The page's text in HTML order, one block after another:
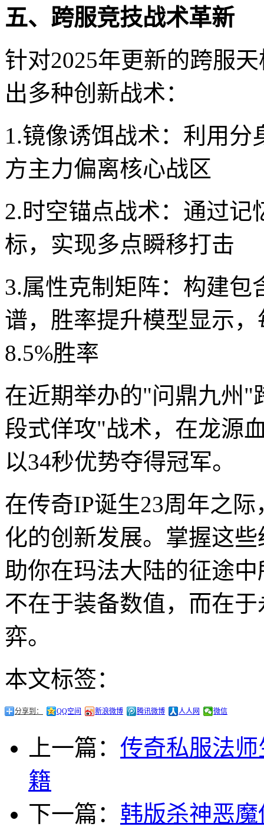
五、跨服竞技战术革新
针对2025年更新的跨服
出多种创新战术：
1.镜像诱饵战术：利用
方主力偏离核心战区
2.时空锚点战术：通过记
标，实现多点瞬移打击
3.属性克制矩阵：构建包
谱，胜率提升模型显示
8.5%胜率
在近期举办的"问鼎九州"
段式佯攻"战术，在龙源
以34秒优势夺得冠军。
在传奇IP诞生23周年之
化的创新发展。掌握这
助你在玛法大陆的征途
不在于装备数值，而在
弈。
本文标签：
分享到： QQ空间 新浪微博 腾讯微博 人人网 微信
上一篇： 传奇私服法
籍
下一篇： 韩版杀神恶